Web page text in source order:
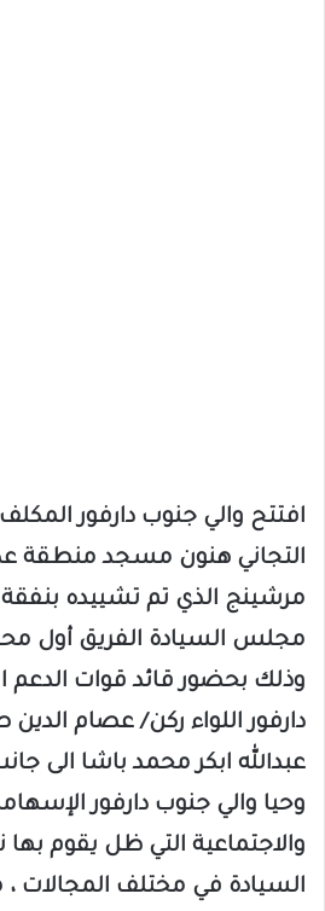
افتتح والي جنوب دارفور
التجاني هنون مسجد منطقة
مرشينج الذي تم تشييده
مجلس السيادة الفريق أول
وذلك بحضور قائد قوات
دارفور اللواء ركن/ عصام
عبدالله ابكر محمد باشا الى
وحيا والي جنوب دارفور
والاجتماعية التي ظل يقوم
السيادة في مختلف المجالات ،